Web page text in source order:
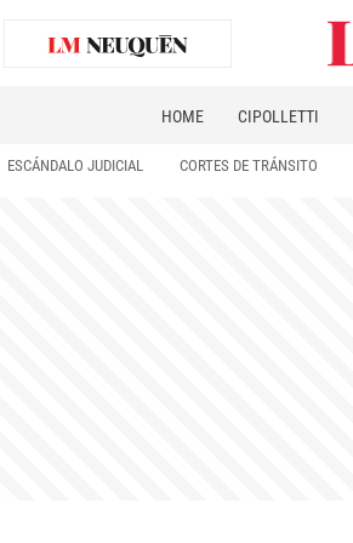
HOME CIPOLLETTI
ESCÁNDALO JUDICIAL CORTES DE TRÁNSITO